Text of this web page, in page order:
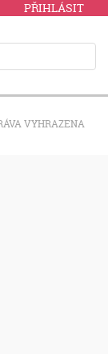
PŘIHLÁSIT
VYHRAZENA